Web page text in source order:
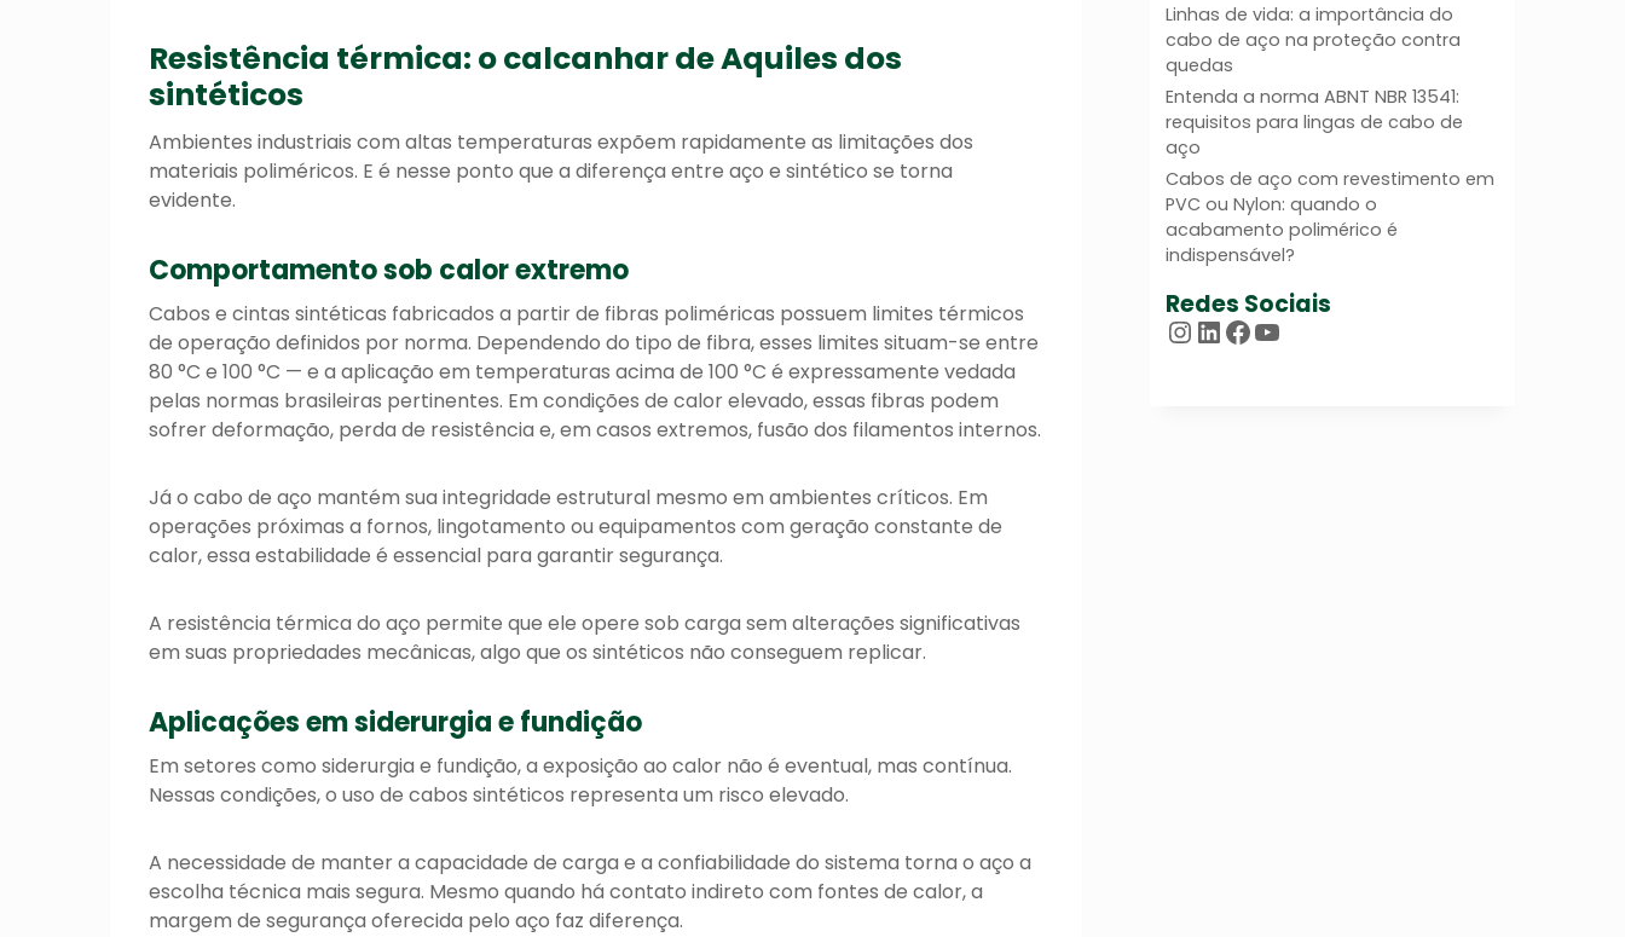
Resistência térmica: o calcanhar de Aquiles dos
sintéticos
Ambientes industriais com altas temperaturas expõem rapidamente as limitações dos
materiais poliméricos. E é nesse ponto que a diferença entre aço e sintético se torna
evidente.
Comportamento sob calor extremo
Cabos e cintas sintéticas fabricados a partir de fibras poliméricas possuem limites térmicos
de operação definidos por norma. Dependendo do tipo de fibra, esses limites situam-se entre
80 °C e 100 °C — e a aplicação em temperaturas acima de 100 °C é expressamente vedada
pelas normas brasileiras pertinentes. Em condições de calor elevado, essas fibras podem
sofrer deformação, perda de resistência e, em casos extremos, fusão dos filamentos internos.
Já o cabo de aço mantém sua integridade estrutural mesmo em ambientes críticos. Em
operações próximas a fornos, lingotamento ou equipamentos com geração constante de
calor, essa estabilidade é essencial para garantir segurança.
A resistência térmica do aço permite que ele opere sob carga sem alterações significativas
em suas propriedades mecânicas, algo que os sintéticos não conseguem replicar.
Aplicações em siderurgia e fundição
Em setores como siderurgia e fundição, a exposição ao calor não é eventual, mas contínua.
Nessas condições, o uso de cabos sintéticos representa um risco elevado.
A necessidade de manter a capacidade de carga e a confiabilidade do sistema torna o aço a
escolha técnica mais segura. Mesmo quando há contato indireto com fontes de calor, a
margem de segurança oferecida pelo aço faz diferença.
Linhas de vida: a importância do
cabo de aço na proteção contra
quedas
Entenda a norma ABNT NBR 13541:
requisitos para lingas de cabo de
aço
Cabos de aço com revestimento em
PVC ou Nylon: quando o
acabamento polimérico é
indispensável?
Redes Sociais
Instagram
LinkedIn
Facebook
Youtube